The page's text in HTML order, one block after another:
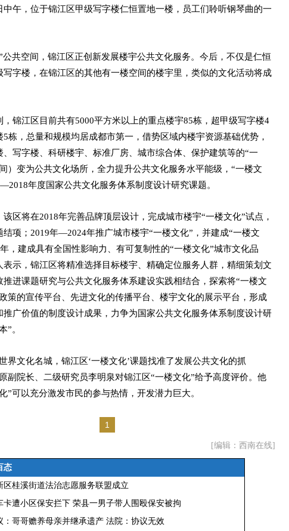
午，位于锦江区甲级写字楼仁恒置地一楼，员工们聆听钢琴曲的一
公共空间，锦江区正创新发展楼宇公共文化服务。今后，不仅是仁恒
写字楼，在锦江区的其他有一楼空间的楼宇里，类似的文化活动将成
，锦江区目前共有5000平方米以上的重点楼宇85栋，超甲级写字楼4
栋，总量和规模均居成都市第一，借势区域内楼宇资源基础优势，
、写字楼、科研楼宇、标准厂房、城市综合体、保护建筑等的“一
）变为公共文化场所，全力提升公共文化服务水平能级，“一楼文
年度国家公共文化服务体系制度设计研究课题。
该区将在2018年完善品牌顶层设计，完成城市楼宇“一楼文化”试点，
结项；2019年—2024年推广城市楼宇“一楼文化”，并建成“一楼文
，建成具有全国性影响力、有可复制性的“一楼文化”城市文化品
表示，锦江区将精准选择目标楼宇、精确定位服务人群，精细策划文
推进课题研究与公共文化服务体系建设实践相结合，探索将“一楼文
策的宣传平台、先进文化的传播平台、楼宇文化的展示平台，形成
推广价值的制度设计成果，力争为国家公共文化服务体系制度设计研
”。
界文化名城，锦江区‘一楼文化’课题找准了发展公共文化的抓
副院长、二级研究员李明泉对锦江区“一楼文化”给予高度评价。他
”可以充分激发市民的参与热情，开发潜力巨大。
1
[编辑：西南在线]
态
区桂溪街道法治志愿服务联盟成立
卡遭小区保安拦下 荣县一男子带人围殴保安被拘
：哥哥赡养母亲并继承遗产 法院：协议无效